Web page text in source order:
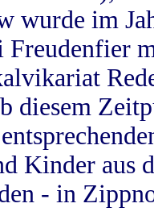
wurde im
Freudenfier
diesem
Kinder aus
- in